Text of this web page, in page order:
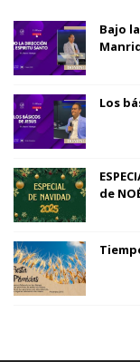
Bajo
Los
de